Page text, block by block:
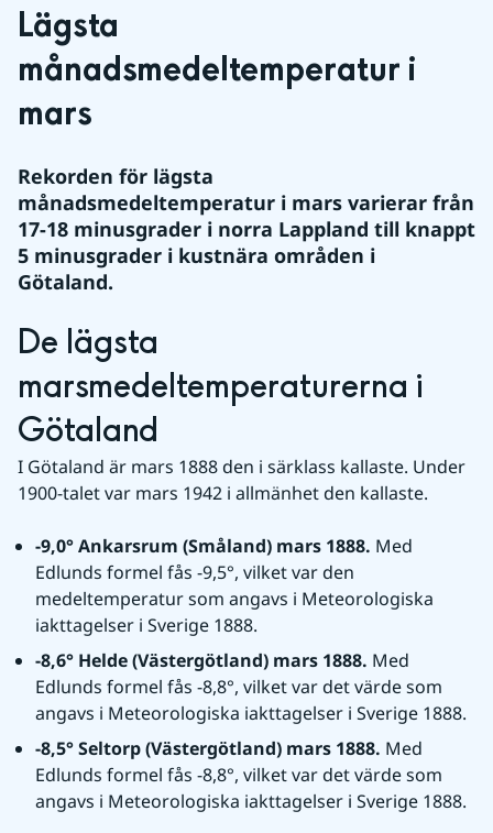
Lägsta
månadsmedeltemperatur i
mars
Rekorden för lägsta
månadsmedeltemperatur i mars varierar från
17-18 minusgrader i norra Lappland till knappt
5 minusgrader i kustnära områden i
Götaland.
De lägsta
marsmedeltemperaturerna i
Götaland
I Götaland är mars 1888 den i särklass kallaste. Under
1900-talet var mars 1942 i allmänhet den kallaste.
-9,0° Ankarsrum (Småland) mars 1888. Med
Edlunds formel fås -9,5°, vilket var den
medeltemperatur som angavs i Meteorologiska
iakttagelser i Sverige 1888.
-8,6° Helde (Västergötland) mars 1888. Med
Edlunds formel fås -8,8°, vilket var det värde som
angavs i Meteorologiska iakttagelser i Sverige 1888.
-8,5° Seltorp (Västergötland) mars 1888. Med
Edlunds formel fås -8,8°, vilket var det värde som
angavs i Meteorologiska iakttagelser i Sverige 1888.